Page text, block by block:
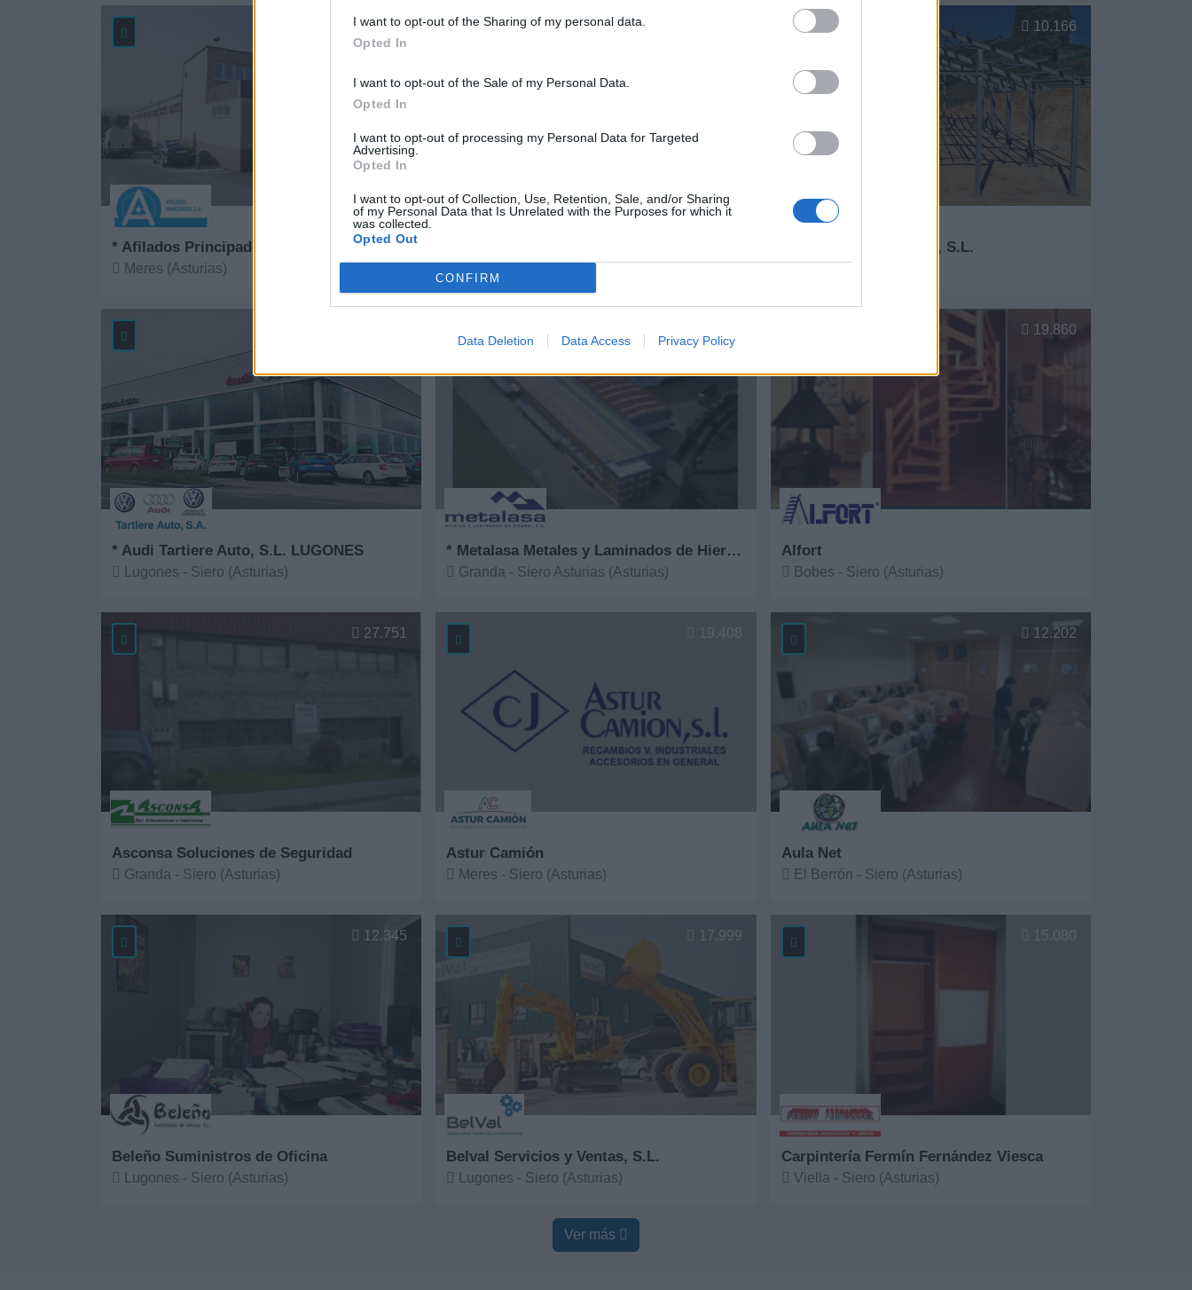
I want to opt-out of the Sharing of my personal data.
Opted In
I want to opt-out of the Sale of my Personal Data.
Opted In
I want to opt-out of processing my Personal Data for Targeted
Advertising.
Opted In
I want to opt-out of Collection, Use, Retention, Sale, and/or Sharing
of my Personal Data that Is Unrelated with the Purposes for which it
was collected.
Opted Out
CONFIRM
Data Deletion Data Access Privacy Policy
* Afilados Principado, S.A.
Meres (Asturias)
22.786
Meres - Siero (Asturias)
Ver más
* ASCOMI Estructuras, S.L.
Ver más
10.166
* Audi Tartiere Auto, S.L. LUGONES
Lugones - Siero (Asturias)
* Metalasa Metales y Laminados de Hierro, S.A.
Granda - Siero Asturias (Asturias)
Alfort
Bobes - Siero (Asturias)
19.860
Asconsa Soluciones de Seguridad
Granda - Siero (Asturias)
Ver más
27.751
Astur Camión
Meres - Siero (Asturias)
Ver más
Aula Net
El Berrón - Siero (Asturias)
12.202
Beleño Suministros de Oficina
Lugones - Siero (Asturias)
12.345
Belval Servicios y Ventas, S.L.
Lugones - Siero (Asturias)
17.999
Carpintería Fermín Fernández Viesca
Viella - Siero (Asturias)
Ver más